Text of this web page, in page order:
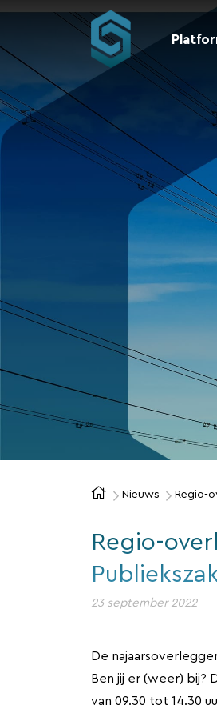
Nieuws Regio-
Regio-
23 september 2022
De
Ben jij er (weer)
van 09.30 tot 14.30